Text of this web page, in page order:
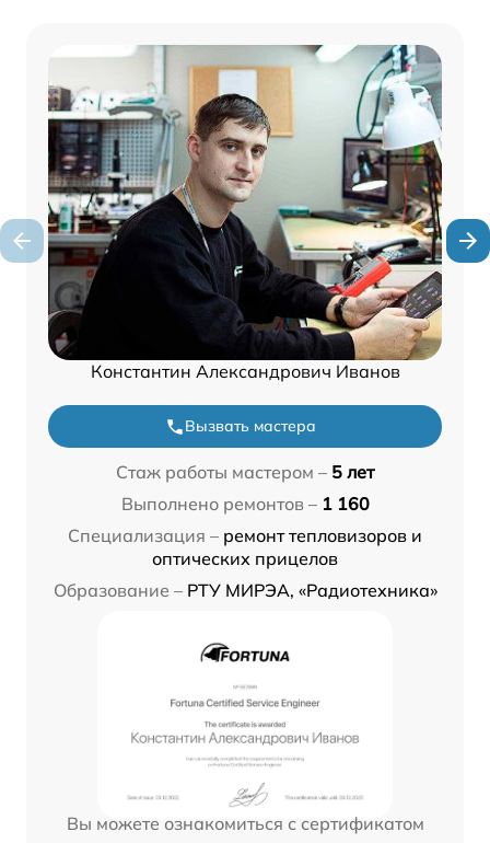
Константин Александрович Иванов
Вызвать мастера
Стаж работы мастером – 5 лет
Выполнено ремонтов – 1 160
Специализация – ремонт тепловизоров и
оптических прицелов
Образование – РТУ МИРЭА, «Радиотехника»
Вы можете ознакомиться с сертификатом